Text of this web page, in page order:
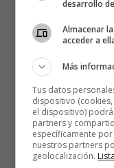
desarrollo
Almacenar
acceder a
Más
Tus datos
dispositivo
el dispositivo)
partners y
específicamente
nuestros partners
geolocalización.